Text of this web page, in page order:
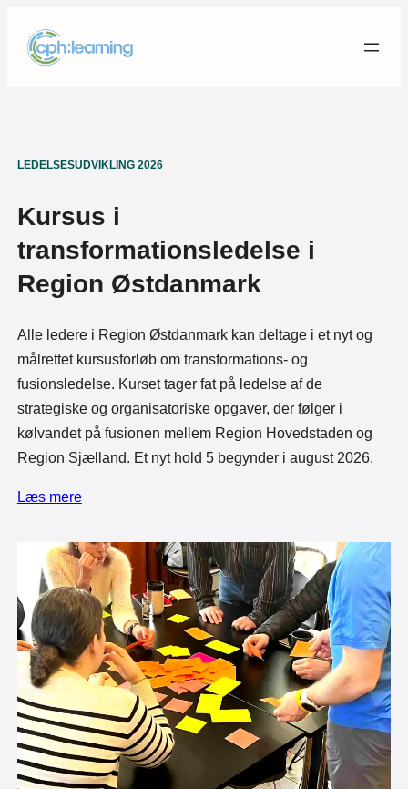
indhold
LEDELSESUDVIKLING 2026
Kursus i
transformationsledelse i
Region Østdanmark
Alle ledere i Region Østdanmark kan deltage i et nyt og
målrettet kursusforløb om transformations- og
fusionsledelse. Kurset tager fat på ledelse af de
strategiske og organisatoriske opgaver, der følger i
kølvandet på fusionen mellem Region Hovedstaden og
Region Sjælland. Et nyt hold 5 begynder i august 2026.
Læs mere